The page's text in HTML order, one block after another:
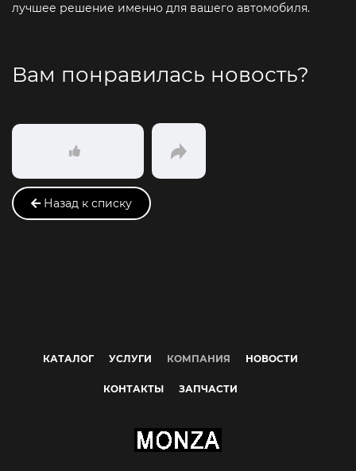
лучшее решение именно для вашего автомобиля.
Вам понравилась новость?
Назад к списку
КАТАЛОГ УСЛУГИ КОМПАНИЯ НОВОСТИ
КОНТАКТЫ ЗАПЧАСТИ